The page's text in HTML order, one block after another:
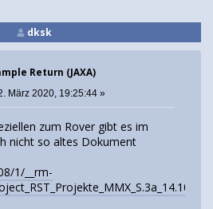
dksk
Return (JAXA)
März 2020, 19:25:44 »
zum Rover gibt es im
nicht so altes Dokument
1/__rm-